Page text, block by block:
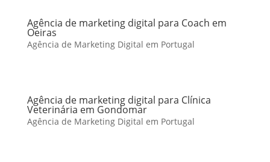
Agência de marketing digital para Coach em
Oeiras
Agência de Marketing Digital em Portugal
Agência de marketing digital para Clínica
Veterinária em Gondomar
Agência de Marketing Digital em Portugal